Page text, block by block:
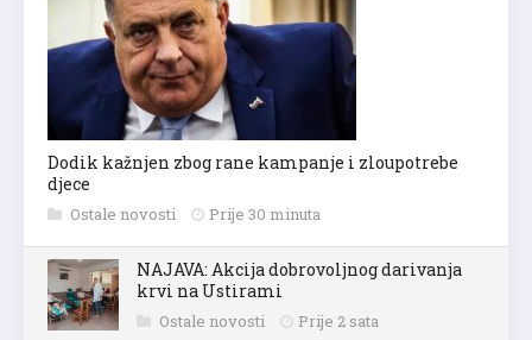
Dodik kažnjen zbog rane kampanje i zloupotrebe
djece
Ostale novosti Prije 30 minuta
NAJAVA: Akcija dobrovoljnog darivanja
krvi na Ustirami
Ostale novosti Prije 2 sata